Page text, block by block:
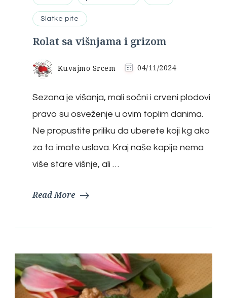
Slatke pite
Rolat sa višnjama i grizom
Kuvajmo Srcem 04/11/2024
Sezona je višanja, mali sočni i crveni plodovi
pravo su osveženje u ovim toplim danima.
Ne propustite priliku da uberete koji kg ako
za to imate uslova. Kraj naše kapije nema
više stare višnje, ali …
Read More